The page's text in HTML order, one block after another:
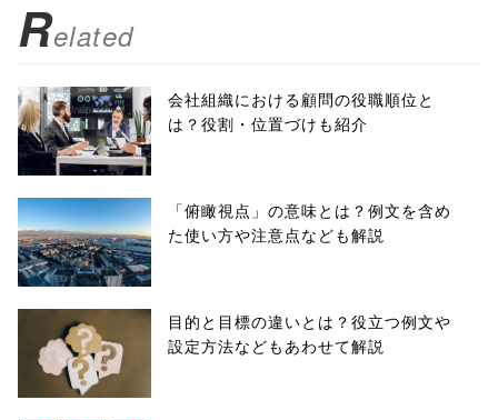
Related
会社組織における顧問の役職順位と
は？役割・位置づけも紹介
「俯瞰視点」の意味とは？例文を含め
た使い方や注意点なども解説
目的と目標の違いとは？役立つ例文や
設定方法などもあわせて解説